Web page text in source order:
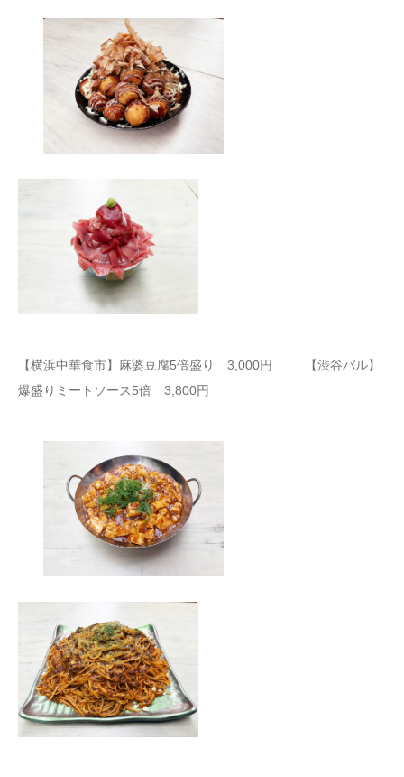
【横浜中華食市】麻婆豆腐5倍盛り 3,000円 【渋谷バル】
爆盛りミートソース5倍 3,800円